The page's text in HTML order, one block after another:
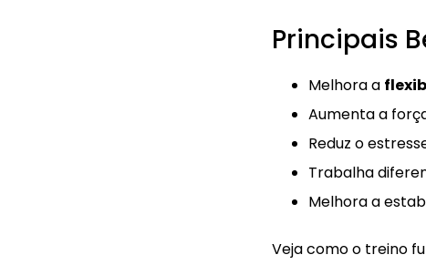
Principais
Melhora a
Aumenta a
Reduz o
Trabalha
Melhora a
Veja como o treino